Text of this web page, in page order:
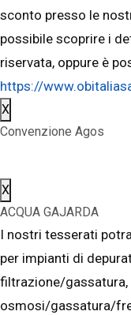
sconto presso le
possibile scoprire i
riservata, oppure è
https://
X
Convenzione Agos
X
ACQUA GAJARDA
I nostri tesserati
per impianti di
filtrazione/
osmosi/gassatura/